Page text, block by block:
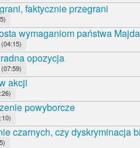
faktycznie przegrani
wymaganiom państwa
opozycja
akcji
powyborcze
czarnych, czy dyskryminacja